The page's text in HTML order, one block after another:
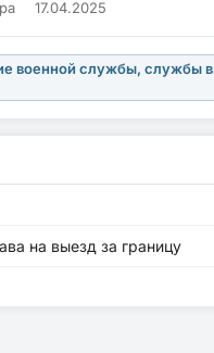
17.04.2025
военной службы, службы в
на выезд за границу